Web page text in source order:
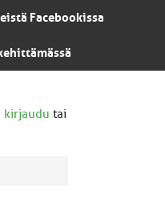
Facebookissa
kirjaudu tai